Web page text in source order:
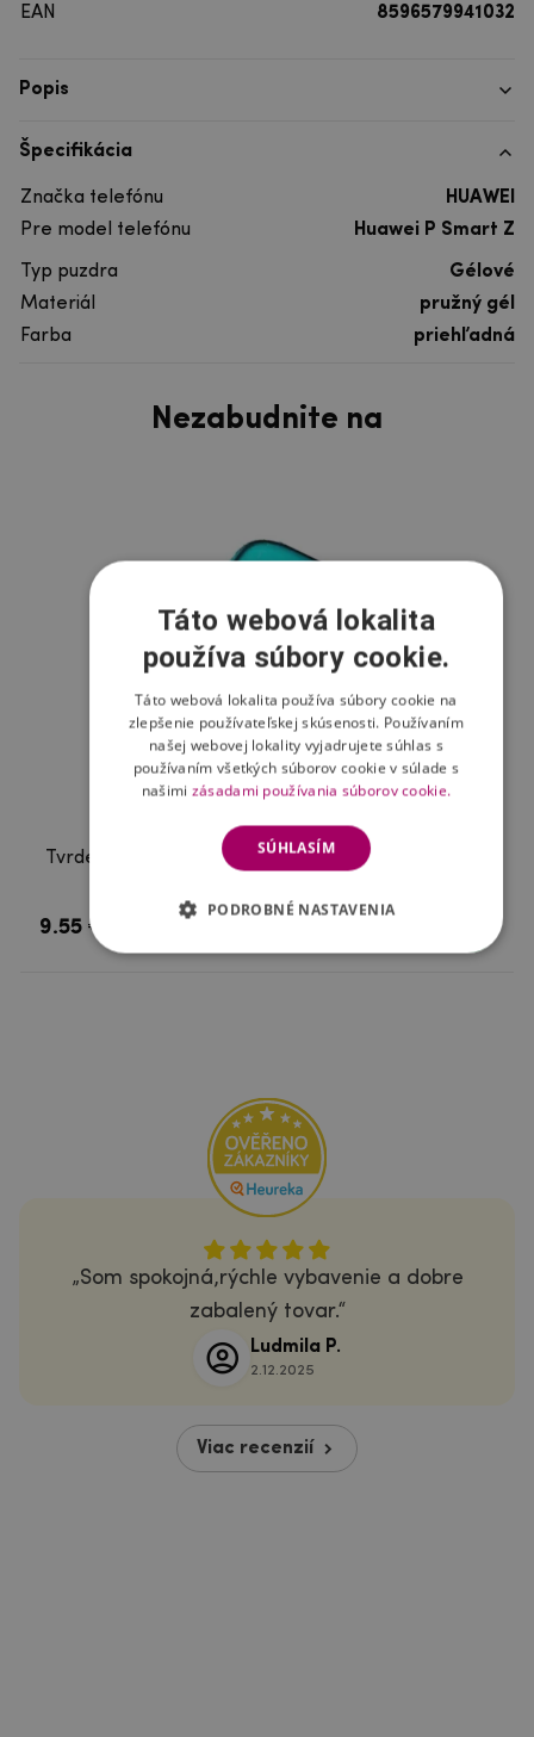
EAN
8596579941032
Popis
Špecifikácia
Značka telefónu
HUAWEI
Pre model telefónu
Huawei P Smart Z
Typ puzdra
Gélové
Materiál
pružný gél
Farba
priehľadná
Nezabudnite na
Tvrdené sklo šošovky fotoaparátu na mobil Huawei
9.55 €
Som spokojná,rýchle vybavenie a dobre
zabalený tovar.
Ludmila P.
2.12.2025
Viac recenzií
Táto webová lokalita
používa súbory cookie.
Táto webová lokalita používa súbory cookie na
zlepšenie používateľskej skúsenosti. Používaním
našej webovej lokality vyjadrujete súhlas s
používaním všetkých súborov cookie v súlade s
našimi zásadami používania súborov cookie.
SÚHLASÍM
PODROBNÉ NASTAVENIA